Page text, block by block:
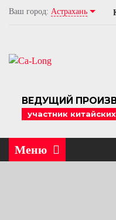
Ваш город: Астрахань
ВЕДУЩИЙ
участник
Меню
Асфальтобетонные заводы
Бетонные заводы
Проектирование АБЗ
Монтаж АБЗ
Обслуживание АБЗ, ремонт